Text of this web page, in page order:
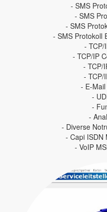
- SMS
- SMS
- SMS
- SMS Protokoll
- TCP/
- TCP/IP
- TCP/
- TCP/
- E-
-
-
-
- Diverse
- Capi ISDN
- VoIP